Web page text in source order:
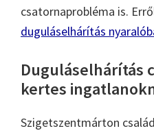
csatornaprobléma is.
duguláselhárítás
Duguláselhárítás
kertes
Szigetszentmárton